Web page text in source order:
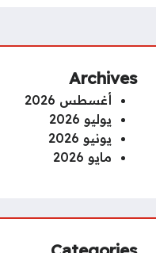
Archives
أغسطس 2026
يوليو 2026
يونيو 2026
مايو 2026